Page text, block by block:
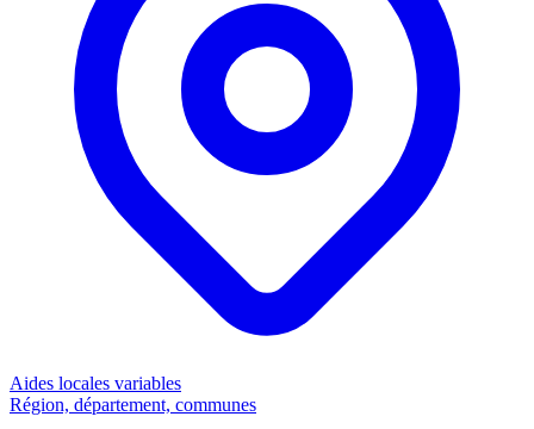
Aides locales variables
Région, département, communes